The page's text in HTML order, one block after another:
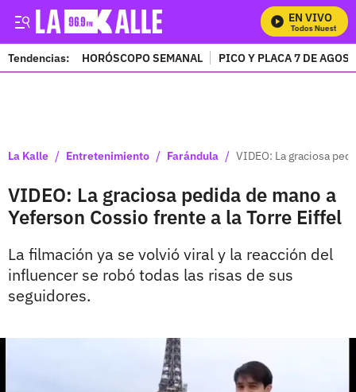
EN VIVO
Mira Todos Nuestros
Tendencias: HORÓSCOPO SEMANAL PICO Y PLACA 7 DE
La Kalle / Entretenimiento / Farándula / VIDEO: La graciosa
VIDEO: La graciosa pedida de mano a
Yeferson Cossio frente a la Torre Eiffel
La filmación ya se volvió viral y la reacción del
influencer se robó todas las risas de sus
seguidores.